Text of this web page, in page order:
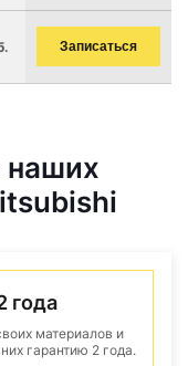
Записаться
наших
года
материалов и
гарантию 2 года.